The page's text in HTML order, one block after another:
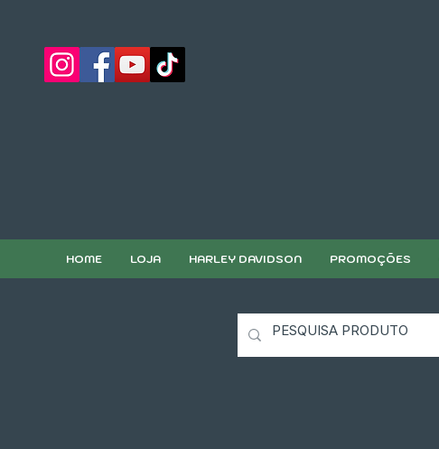
HOME LOJA HARLEY DAVIDSON PROMOÇÕES